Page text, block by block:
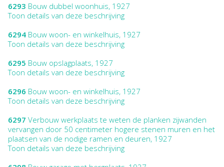
6293 Bouw dubbel woonhuis, 1927
Toon details van deze beschrijving
6294 Bouw woon- en winkelhuis, 1927
Toon details van deze beschrijving
6295 Bouw opslagplaats, 1927
Toon details van deze beschrijving
6296 Bouw woon- en winkelhuis, 1927
Toon details van deze beschrijving
6297 Verbouw werkplaats te weten de planken zijwanden
vervangen door 50 centimeter hogere stenen muren en het
plaatsen van de nodige ramen en deuren, 1927
Toon details van deze beschrijving